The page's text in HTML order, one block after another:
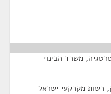
משרד הבינוי
רשות מקרקעי ישראל